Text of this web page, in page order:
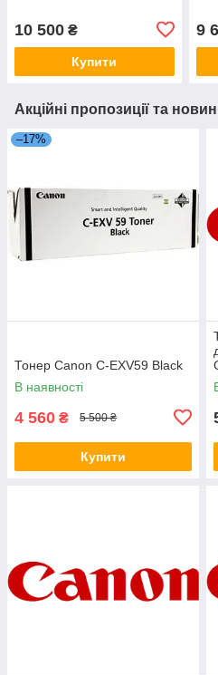
10 500 ₴
Купити
9
Акційні пропозиції та
–17%
Тонер Canon C-EXV59 Black
В наявності
4 560 ₴ 5 500 ₴
Купити